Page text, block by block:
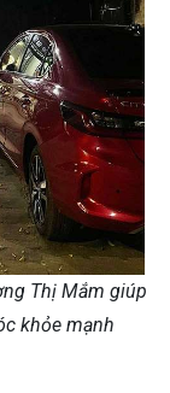
Thị Mắm giúp
khỏe mạnh